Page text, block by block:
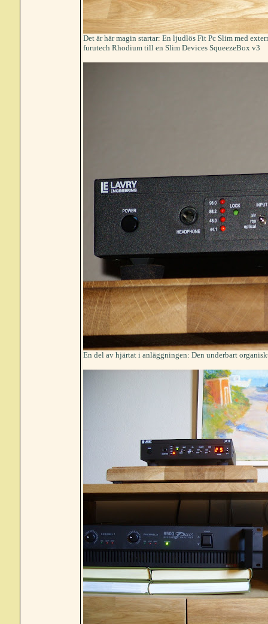
Det är här magin startar: En ljudlös Fit Pc Slim med
furutech Rhodium till en Slim Devices SqueezeBox v3
En del av hjärtat i anläggningen: Den underbart